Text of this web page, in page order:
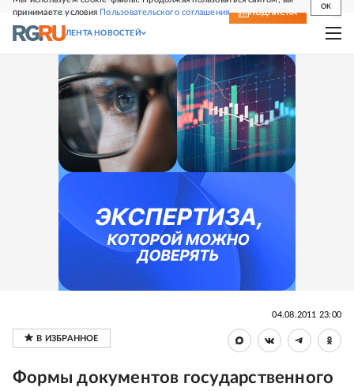
принимаете условия Пользовательского соглашения
OK
СВЕЖИЙ НОМЕР ПОДПИСКА
ЛЕНТА НОВОСТЕЙ
04.08.2011 23:00
Формы документов государственного